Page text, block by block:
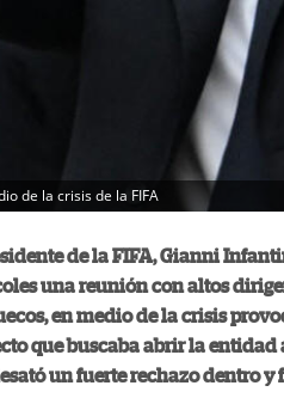
de la crisis de la FIFA
de la FIFA, Gianni
una reunión con altos
en medio de la crisis
que buscaba abrir la
un fuerte rechazo dentro y